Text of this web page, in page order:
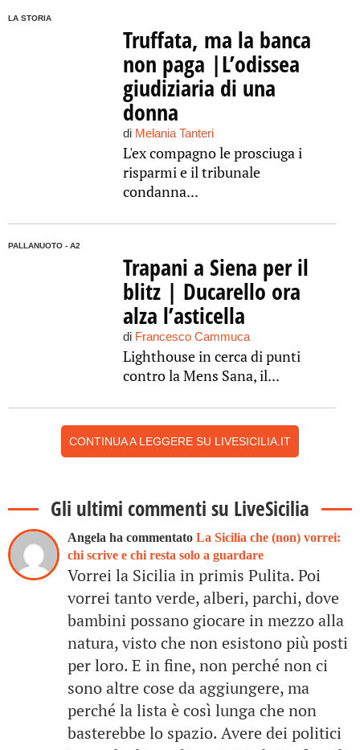
LA STORIA
Truffata, ma la banca
non paga |L’odissea
giudiziaria di una
donna
di Melania Tanteri
L'ex compagno le prosciuga i
risparmi e il tribunale
condanna...
PALLANUOTO - A2
Trapani a Siena per il
blitz | Ducarello ora
alza l’asticella
di Francesco Cammuca
Lighthouse in cerca di punti
contro la Mens Sana, il...
CONTINUA A LEGGERE SU LIVESICILIA.IT
Gli ultimi commenti su LiveSicilia
Angela ha commentato La Sicilia che (non) vorrei:
chi scrive e chi resta solo a guardare
Vorrei la Sicilia in primis Pulita. Poi
vorrei tanto verde, alberi, parchi, dove
bambini possano giocare in mezzo alla
natura, visto che non esistono più posti
per loro. E in fine, non perché non ci
sono altre cose da aggiungere, ma
perché la lista è così lunga che non
basterebbe lo spazio. Avere dei politici